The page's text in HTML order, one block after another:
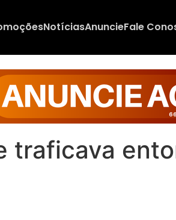
NotíciasAnuncieFale
traficava